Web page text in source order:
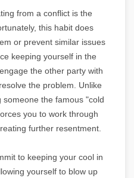
from a conflict is the
this habit does
or prevent similar issues
keeping yourself in the
the other party with
the problem. Unlike
the famous "cold
you to work through
further resentment.
to keeping your cool in
yourself to blow up